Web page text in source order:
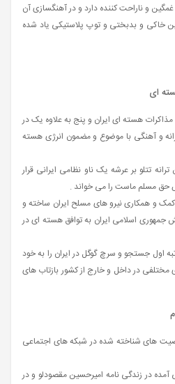
و ناراحت کننده دارد و در آهنگسازی آن
خاکی و بدبختی و توپ پلاستیکی یاد شده‌
ای
سال ۱۳۹۴ و در حین مذاکرات هسته‌ ای ایران و پنج به علاوه یک در
۲۰۱۵ میلادی ترانه‌ و آهنگی با موضوع و مضمون انرژی هسته‌
تتلو بر عرشه یک ناو نظامی ایرانی قرار
حق مسلم ماست را می خواند .
و همکاری نیرو های مسلح ایران ساخته و
جمهوری اسلامی ایران به توافق هسته‌ ای در
اول جستجو و سرچ گوگل در ایران را به خود
در داخل و خارج از کشور بازتاب های
های شناخته شده در شبکه‌ های اجتماعی
در زندگی نامه امیرحسین مقصودلو و در